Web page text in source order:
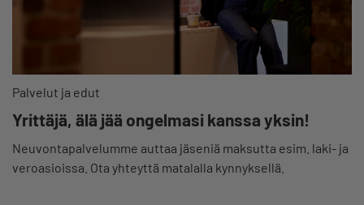
Palvelut ja edut
Yrittäjä, älä jää ongelmasi kanssa yksin!
Neuvontapalvelumme auttaa jäseniä maksutta esim. laki- ja
veroasioissa. Ota yhteyttä matalalla kynnyksellä.